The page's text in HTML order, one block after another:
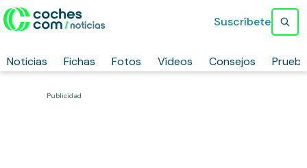
Noticias Fichas Fotos Vídeos Consejos
Suscríbete
Publicidad